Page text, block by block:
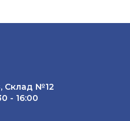
Склад №12
- 16:00